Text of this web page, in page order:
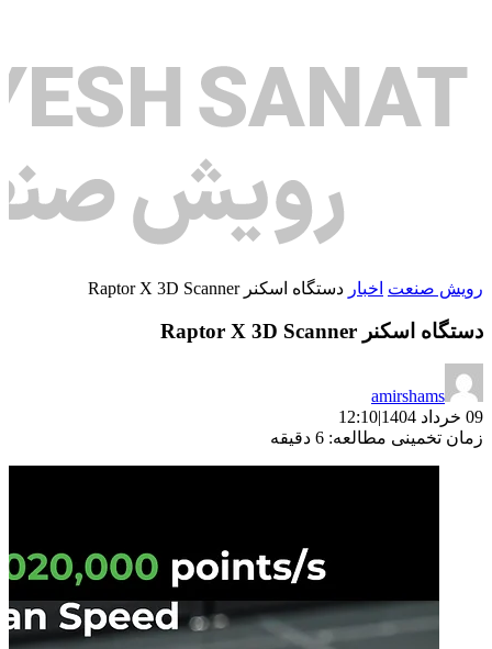
رویش صنعت اخبار دستگاه اسکنر Raptor X 3D Scanner
دستگاه اسکنر Raptor X 3D Scanner
amirshams
09 خرداد 1404
|
12:10
زمان تخمینی مطالعه: 6 دقیقه